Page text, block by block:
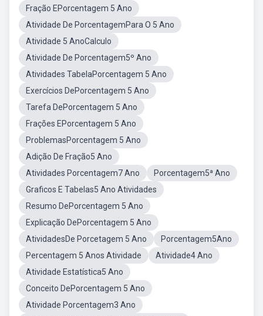
Fração EPorcentagem 5 Ano
Atividade De PorcentagemPara O 5 Ano
Atividade 5 AnoCalculo
Atividade De Porcentagem5º Ano
Atividades TabelaPorcentagem 5 Ano
Exercícios DePorcentagem 5 Ano
Tarefa DePorcentagem 5 Ano
Frações EPorcentagem 5 Ano
ProblemasPorcentagem 5 Ano
Adição De Fração5 Ano
Atividades Porcentagem7 Ano
Porcentagem5ª Ano
Graficos E Tabelas5 Ano Atividades
Resumo DePorcentagem 5 Ano
Explicação DePorcentagem 5 Ano
AtividadesDe Porcetagem 5 Ano
Porcentagem5Ano
Percentagem 5 Anos Atividade
Atividade4 Ano
Atividade Estatística5 Ano
Conceito DePorcentagem 5 Ano
Atividade Porcentagem3 Ano